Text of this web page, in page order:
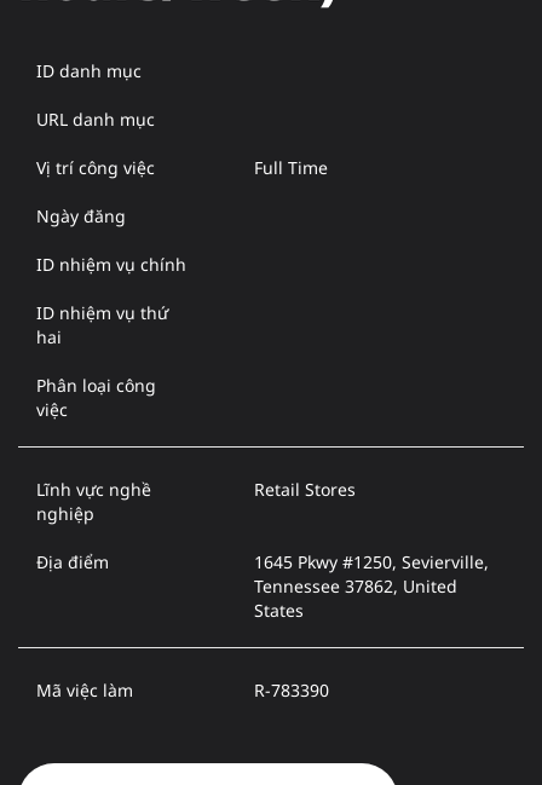
ID danh mục
URL danh mục
Vị trí công việc Full Time
Ngày đăng
ID nhiệm vụ chính
ID nhiệm vụ thứ
hai
Phân loại công
việc
Lĩnh vực nghề
nghiệp
Retail Stores
Địa điểm
1645 Pkwy #1250, Sevierville,
Tennessee 37862, United
States
Mã việc làm R-783390